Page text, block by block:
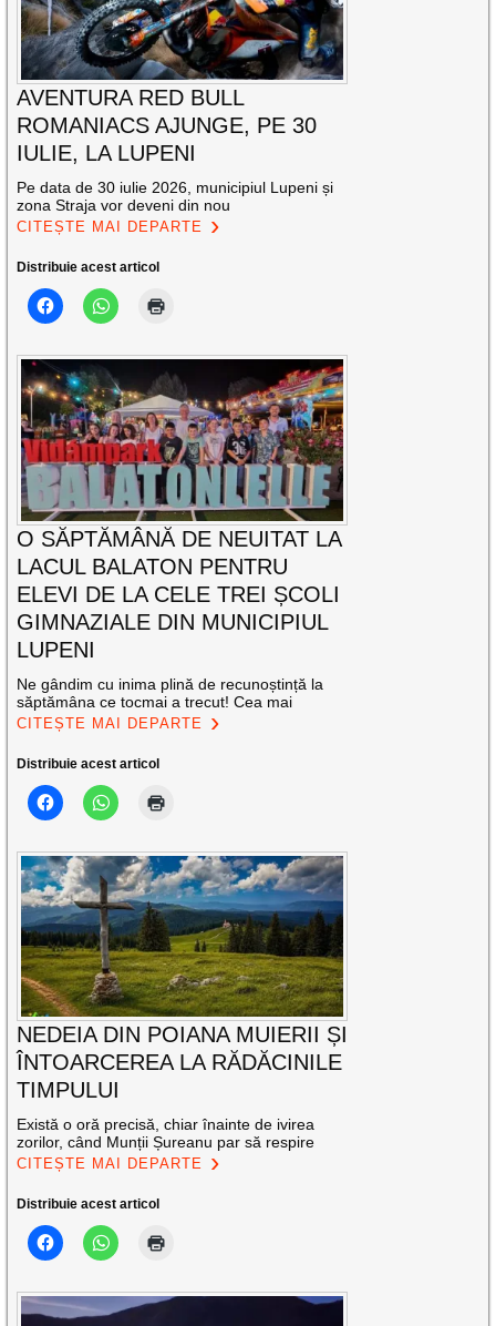
AVENTURA RED BULL
ROMANIACS AJUNGE, PE 30
IULIE, LA LUPENI
Pe data de 30 iulie 2026, municipiul Lupeni și
zona Straja vor deveni din nou
CITEȘTE MAI DEPARTE
Distribuie acest articol
O SĂPTĂMÂNĂ DE NEUITAT LA
LACUL BALATON PENTRU
ELEVI DE LA CELE TREI ȘCOLI
GIMNAZIALE DIN MUNICIPIUL
LUPENI
Ne gândim cu inima plină de recunoștință la
săptămâna ce tocmai a trecut! Cea mai
CITEȘTE MAI DEPARTE
Distribuie acest articol
NEDEIA DIN POIANA MUIERII ȘI
ÎNTOARCEREA LA RĂDĂCINILE
TIMPULUI
Există o oră precisă, chiar înainte de ivirea
zorilor, când Munții Șureanu par să respire
CITEȘTE MAI DEPARTE
Distribuie acest articol